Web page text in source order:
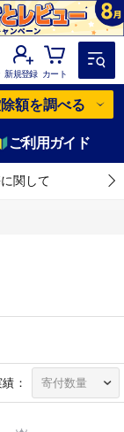
新規登録 カート
額を調べる
ご利用ガイド
関して
：